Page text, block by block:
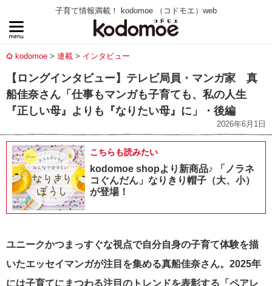
子育て情報満載！ kodomoe （コドモエ）web
kodomoe 連載 インタビュー
【ロングインタビュー】テレビ局員・マンガ家 真
船佳奈さん「仕事もマンガも子育ても、私の人生
『正しい母』よりも『なりたい母』に」・後編
2026年6月1日
こちらも読みたい
kodomoe shopより新商品♪ 「ノラネ
コぐんだん」なりきり帽子（大、小）
が登場！
ユニークかつまっすぐな視点で自分自身の子育て体験を描
いたエッセイマンガが注目を集める真船佳奈さん。2025年
には子育てにまつわる注目のトレンドを表彰する「ペアレ